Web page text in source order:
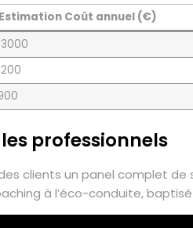
Estimation Coût annuel (€)
professionnels
clients un panel complet
à l’éco-conduite,